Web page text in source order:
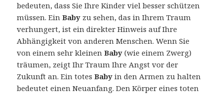
bedeuten, dass Sie Ihre Kinder viel besser schützen
müssen. EinBaby zu sehen, das in Ihrem Traum
verhungert, ist ein direkter Hinweis auf Ihre
Abhängigkeit von anderen Menschen. Wenn Sie
von einem sehr kleinenBaby (wie einem Zwerg)
träumen, zeigt Ihr Traum Ihre Angst vor der
Zukunft an. Ein totesBaby in den Armen zu halten
bedeutet einen Neuanfang. Den Körper eines toten